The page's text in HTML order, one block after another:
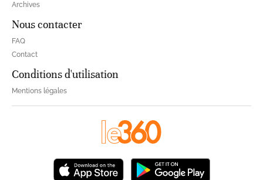
Archives
Nous contacter
FAQ
Contact
Conditions d'utilisation
Mentions légales